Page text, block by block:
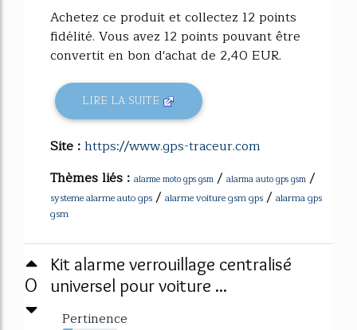
Achetez ce produit et collectez 12 points
fidélité. Vous avez 12 points pouvant être
convertit en bon d'achat de 2,40 EUR.
LIRE LA SUITE
Site :https://www.gps-traceur.com
Thèmes liés : alarme moto gps gsm / alarma auto gps gsm /
systeme alarme auto gps / alarme voiture gsm gps / alarma gps
gsm
0
Kit alarme verrouillage centralisé
universel pour voiture ...
Pertinence